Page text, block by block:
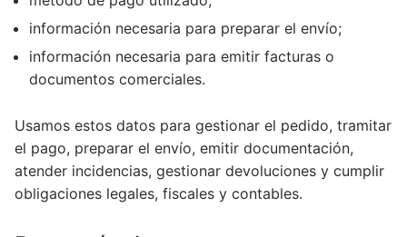
información necesaria para preparar el envío;
información necesaria para emitir facturas o
documentos comerciales.
Usamos estos datos para gestionar el pedido, tramitar
el pago, preparar el envío, emitir documentación,
atender incidencias, gestionar devoluciones y cumplir
obligaciones legales, fiscales y contables.